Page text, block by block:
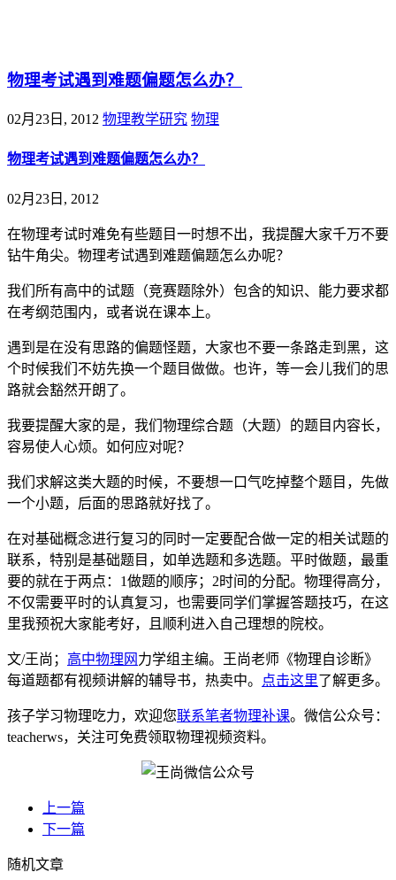
物理考试遇到难题偏题怎么办？
02月23日, 2012 物理教学研究 物理
物理考试遇到难题偏题怎么办？
02月23日, 2012
在物理考试时难免有些题目一时想不出，我提醒大家千万不要
钻牛角尖。物理考试遇到难题偏题怎么办呢？
我们所有高中的试题（竞赛题除外）包含的知识、能力要求都
在考纲范围内，或者说在课本上。
遇到是在没有思路的偏题怪题，大家也不要一条路走到黑，这
个时候我们不妨先换一个题目做做。也许，等一会儿我们的思
路就会豁然开朗了。
我要提醒大家的是，我们物理综合题（大题）的题目内容长，
容易使人心烦。如何应对呢？
我们求解这类大题的时候，不要想一口气吃掉整个题目，先做
一个小题，后面的思路就好找了。
在对基础概念进行复习的同时一定要配合做一定的相关试题的
联系，特别是基础题目，如单选题和多选题。平时做题，最重
要的就在于两点：1做题的顺序；2时间的分配。物理得高分，
不仅需要平时的认真复习，也需要同学们掌握答题技巧，在这
里我预祝大家能考好，且顺利进入自己理想的院校。
文/王尚； 高中物理网 力学组主编。王尚老师《物理自诊断》
每道题都有视频讲解的辅导书，热卖中。
点击这里了解更多。
孩子学习物理吃力，欢迎您联系笔者物理补课。微信公众号：
teacherws，关注可免费领取物理视频资料。
上一篇
下一篇
随机文章